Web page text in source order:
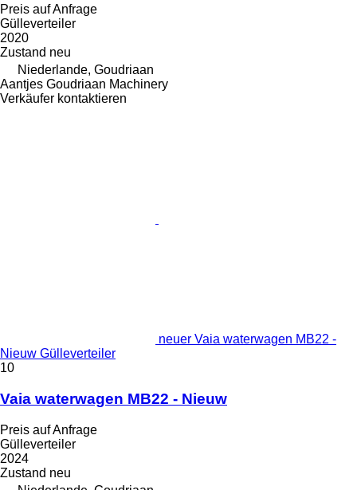
Preis auf Anfrage
Gülleverteiler
2020
Zustand neu
Niederlande, Goudriaan
Aantjes Goudriaan Machinery
Verkäufer kontaktieren
neuer Vaia waterwagen MB22 -
Nieuw Gülleverteiler
10
Vaia waterwagen MB22 - Nieuw
Preis auf Anfrage
Gülleverteiler
2024
Zustand neu